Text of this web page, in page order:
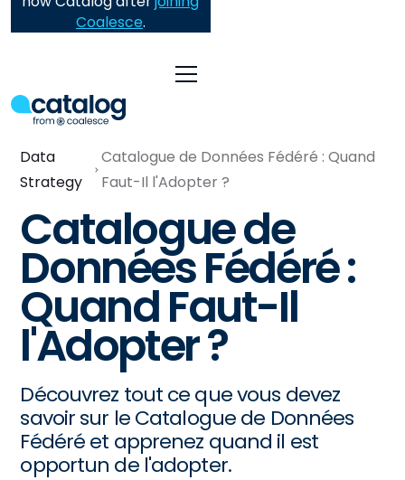
Coalesce.
Data
Strategy
Catalogue de Données Fédéré : Quand
Faut-Il l'Adopter ?
Catalogue de
Données Fédéré :
Quand Faut-Il
l'Adopter ?
Découvrez tout ce que vous devez
savoir sur le Catalogue de Données
Fédéré et apprenez quand il est
opportun de l'adopter.